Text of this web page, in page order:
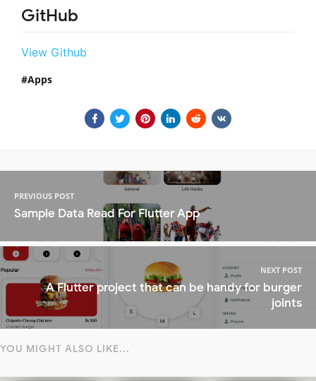
GitHub
View Github
Apps
PREVIOUS POST
Sample Data Read For Flutter App
NEXT POST
A Flutter project that can be handy for burger
joints
YOU MIGHT ALSO LIKE...